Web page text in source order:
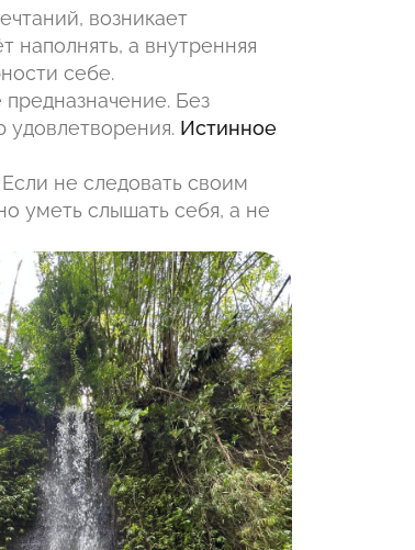
возникает
наполнять, а внутренняя
себе.
Без
Истинное
не следовать своим
уметь слышать себя, а не